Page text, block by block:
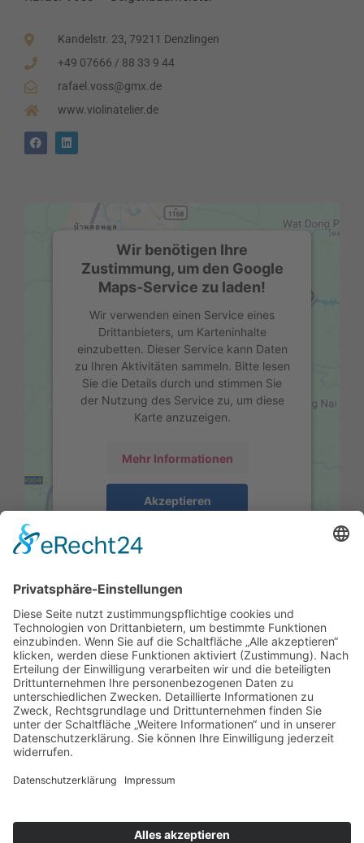
Kandelstr. 23, 79211 Denzlingen
+49 07666 / 88 33 9 44
rafael.voss@gmx.de
www.violinatelier.de
Wir benötigen Ihre
Zustimmung, um den Google
Maps-Service zu laden!
Wir verwenden einen Service eines
Drittanbieters, um Karteninhalte
einzubetten. Dieser Service kann Daten
zu Ihren Aktivitäten sammeln. Bitte lesen
Sie die Details durch und stimmen Sie
der Nutzung des Service zu, um diese
Karte anzuzeigen.
Mehr Informationen
Akzeptieren
Management Platform
Impressum
Datenschutzerklärung